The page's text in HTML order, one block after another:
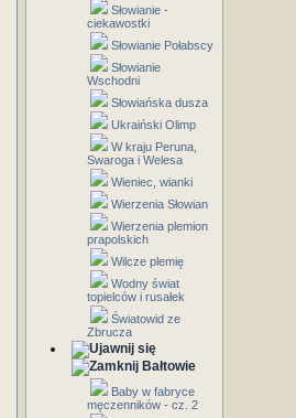
Słowianie -
ciekawostki
Słowianie Połabscy
Słowianie
Wschodni
Słowiańska dusza
Ukraiński Olimp
W kraju Peruna,
Swaroga i Welesa
Wieniec, wianki
Wierzenia Słowian
Wierzenia plemion
prapolskich
Wilcze plemię
Wodny świat
topielców i rusałek
Światowid ze
Zbrucza
Bałtowie
Baby w fabryce
męczenników - cz. 2